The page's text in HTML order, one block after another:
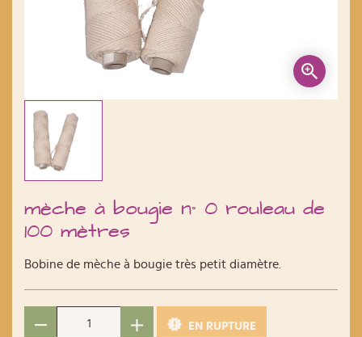
mèche à bougie n° 0 rouleau de
100 mètres
Bobine de mèche à bougie très petit diamètre.
EN RUPTURE